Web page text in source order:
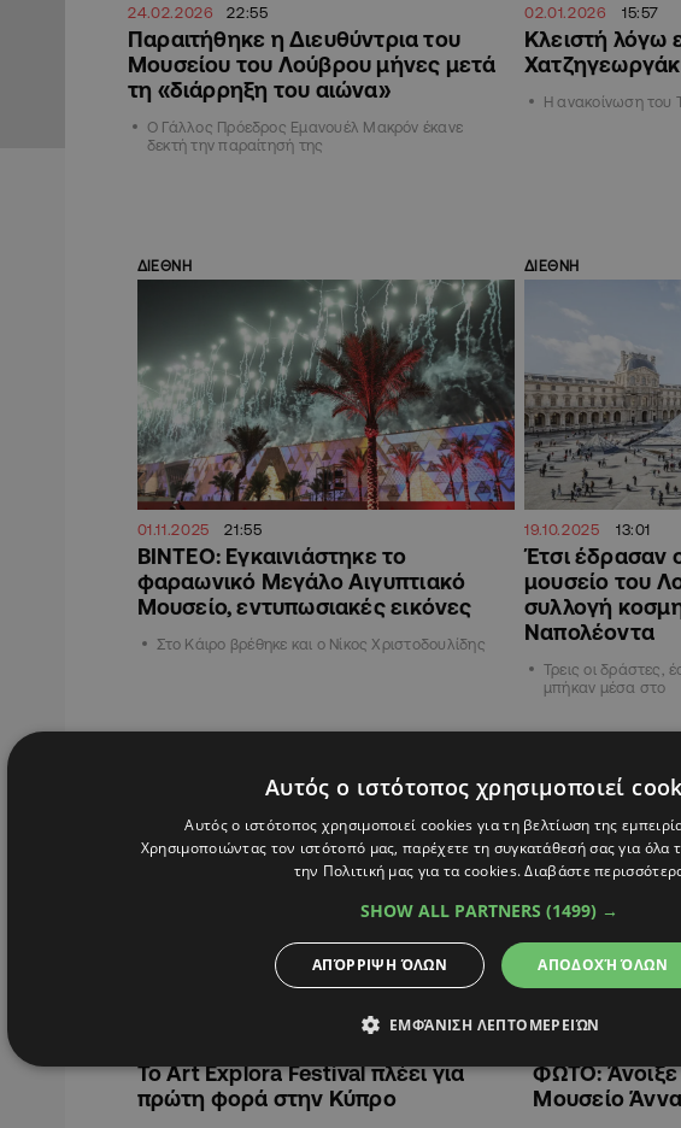
24.02.2026 22:55
Παραιτήθηκε η Διευθύντρια του
Μουσείου του Λούβρου μήνες μετά
τη «διάρρηξη του αιώνα»
Ο Γάλλος Πρόεδρος Εμανουέλ Μακρόν έκανε
δεκτή την παραίτησή της
02.01.2026 15:57
Κλειστή λόγω
Η ανακοίνωση του
ΔΙΕΘΝΗ
01.11.2025 21:55
ΒΙΝΤΕΟ: Εγκαινιάστηκε το
φαραωνικό Μεγάλο Αιγυπτιακό
Μουσείο, εντυπωσιακές εικόνες
Στο Κάιρο βρέθηκε και ο Νίκος Χριστοδουλίδης
ΔΙΕΘΝΗ
19.10.2025 13:01
Έτσι έδρασαν
μουσείο του
συλλογή
Ναπολέοντα
Τρεις οι δράστες,
μπήκαν μέσα στο
Το Art Explora Festival πλέει για
πρώτη φορά στην Κύπρο
ΕΛΛΑΔΑ
ΦΩΤΟ: Άνοιξε
Μουσείο
Αυτός ο ιστότοπος χρησιμοποιεί
Αυτός ο ιστότοπος χρησιμοποιεί cookies για τη βελτίωση της
Χρησιμοποιώντας τον ιστότοπό μας, παρέχετε τη συγκατάθεσή σας για
την Πολιτική μας για τα cookies.Διαβάστε
SHOW ALL PARTNERS (1499) →
ΑΠΟΔΟΧΉ ΌΛΩΝ
ΑΠΌΡΡΙΨΗ ΌΛΩΝ
ΕΜΦΆΝΙΣΗ ΛΕΠΤΟΜΕΡΕΙΏΝ